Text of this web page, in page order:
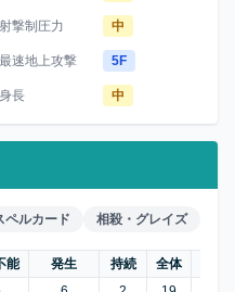
射撃制圧力 中
最速地上攻撃 5F
身長 中
ペルカード 相殺・グレイズ
能 発生 持続 全体